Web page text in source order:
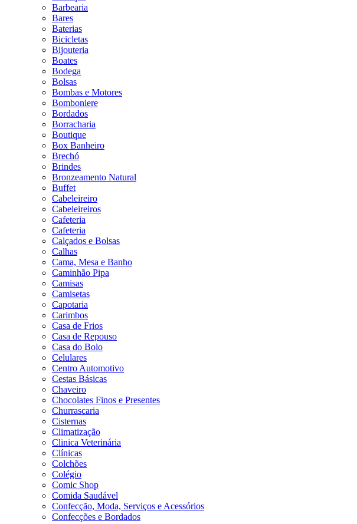
Barbearia
Bares
Baterias
Bicicletas
Bijouteria
Boates
Bodega
Bolsas
Bombas e Motores
Bomboniere
Bordados
Borracharia
Boutique
Box Banheiro
Brechó
Brindes
Bronzeamento Natural
Buffet
Cabeleireiro
Cabeleireiros
Cafeteria
Cafeteria
Calçados e Bolsas
Calhas
Cama, Mesa e Banho
Caminhão Pipa
Camisas
Camisetas
Capotaria
Carimbos
Casa de Frios
Casa de Repouso
Casa do Bolo
Celulares
Centro Automotivo
Cestas Básicas
Chaveiro
Chocolates Finos e Presentes
Churrascaria
Cisternas
Climatização
Clinica Veterinária
Clínicas
Colchões
Colégio
Comic Shop
Comida Saudável
Confecção, Moda, Serviços e Acessórios
Confecções e Bordados